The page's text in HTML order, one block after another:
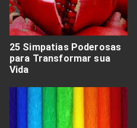
25 Simpatias Poderosas
para Transformar sua
Vida